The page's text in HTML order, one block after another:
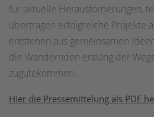
für aktuelle Herausforderungen,
übertragen erfolgreiche Projekte
entstehen aus gemeinsamen
die Wandernden entlang der
zugutekommen.
Hier die Pressemittelung als PDF